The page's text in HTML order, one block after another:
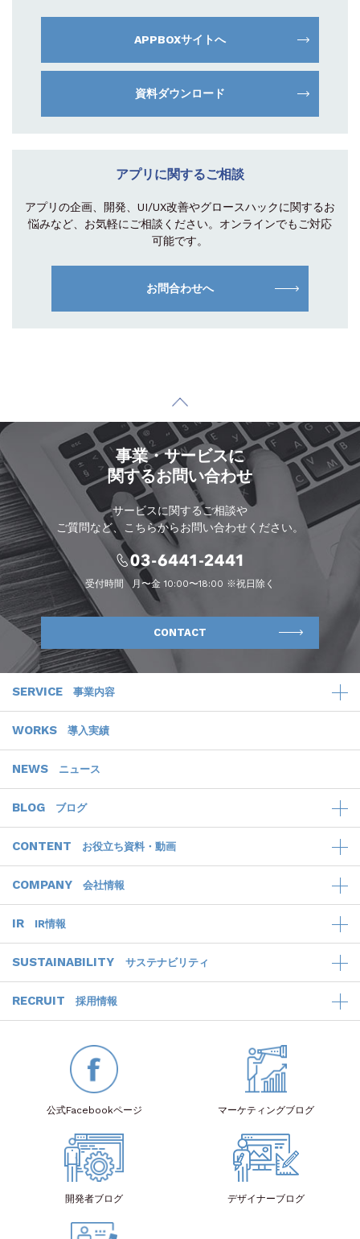
APPBOXサイトへ
資料ダウンロード
アプリに関するご相談
アプリの企画、開発、UI/UX改善やグロースハックに関するお
悩みなど、お気軽にご相談 ください。オンラインでもご対応
可能です。
お問合わせへ
事業・サービスに
関するお問い合わせ
サービスに関するご相談や
ご質問など、こちらからお問い合わせください。
受付時間 月〜金 10:00〜18:00 ※祝日除く
CONTACT
SERVICE 事業内容
WORKS 導入実績
NEWS ニュース
BLOG ブログ
CONTENT お役立ち資料・動画
COMPANY 会社情報
IR IR情報
SUSTAINABILITY サステナビリティ
RECRUIT 採用情報
公式Facebookページ マーケティングブログ
開発者ブログ デザイナーブログ